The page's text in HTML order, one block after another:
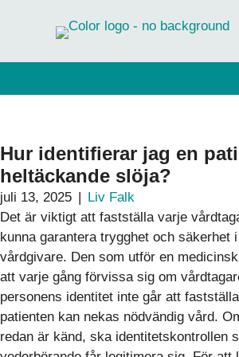
Hur identifierar jag en
heltäckande slöja?
juli 13, 2025 | Liv Falk
Det är viktigt att fastställa varje
kunna garantera trygghet och säkerhet
vårdgivare. Den som utför en
att varje gång förvissa sig om
personens identitet inte går att
patienten kan nekas nödvändig vård.
redan är känd, ska identitetskontrollen